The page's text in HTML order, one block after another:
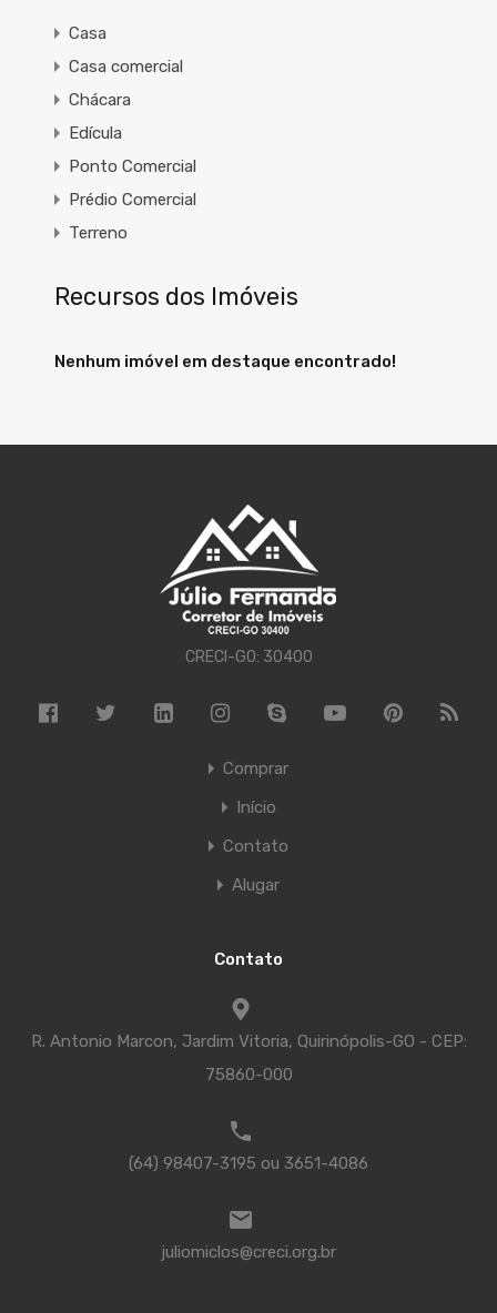
Casa
Casa comercial
Chácara
Edícula
Ponto Comercial
Prédio Comercial
Terreno
Recursos dos Imóveis
Nenhum imóvel em destaque encontrado!
CRECI-GO: 30400
Comprar
Início
Contato
Alugar
Contato
R. Antonio Marcon, Jardim Vitoria, Quirinópolis-GO - CEP:
75860-000
(64) 98407-3195 ou 3651-4086
juliomiclos@creci.org.br